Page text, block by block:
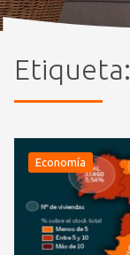
Etiqueta:
Economía